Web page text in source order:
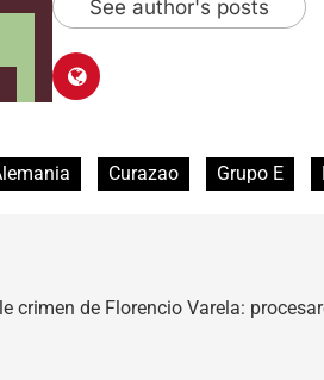
See author's posts
Curazao Grupo E
crimen de Florencio Varela: